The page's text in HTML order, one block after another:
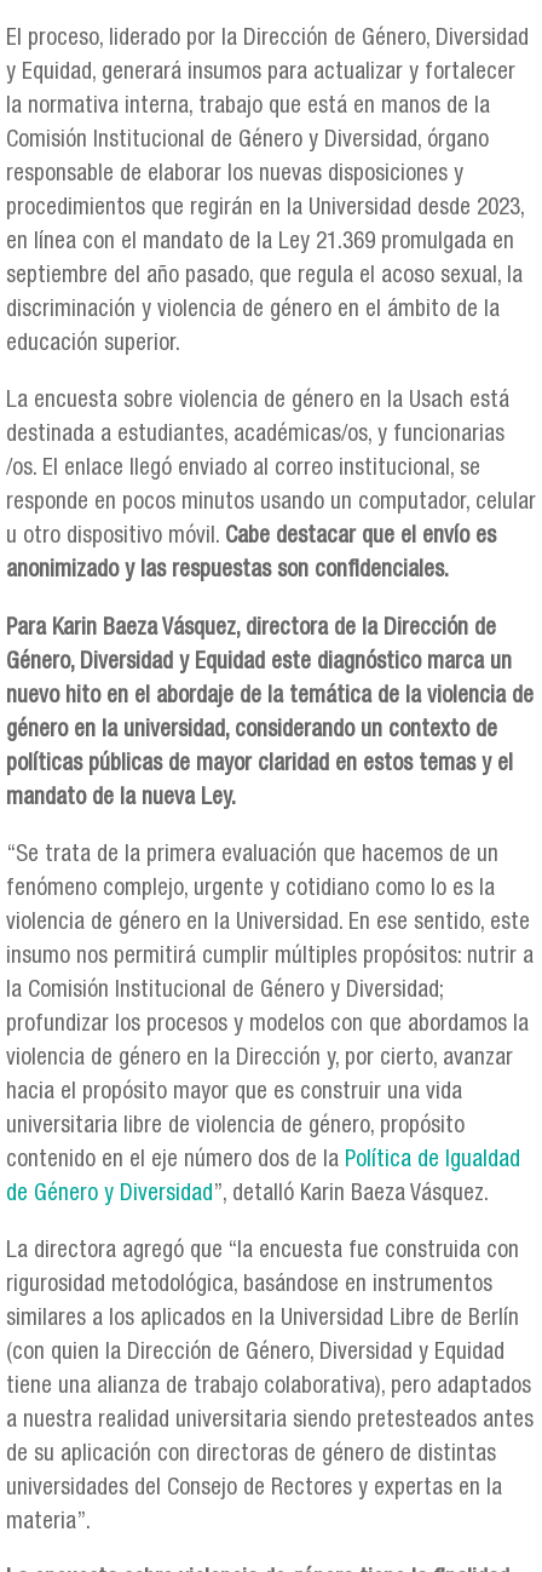
El proceso, liderado por la Dirección de Género, Diversidad
y Equidad, generará insumos para actualizar y fortalecer
la normativa interna, trabajo que está en manos de la
Comisión Institucional de Género y Diversidad, órgano
responsable de elaborar los nuevas disposiciones y
procedimientos que regirán en la Universidad desde 2023,
en línea con el mandato de la Ley 21.369 promulgada en
septiembre del año pasado, que regula el acoso sexual, la
discriminación y violencia de género en el ámbito de la
educación superior.
La encuesta sobre violencia de género en la Usach está
destinada a estudiantes, académicas/os, y funcionarias
/os. El enlace llegó enviado al correo institucional, se
responde en pocos minutos usando un computador, celular
u otro dispositivo móvil. Cabe destacar que el envío es
anonimizado y las respuestas son confidenciales.
Para Karin Baeza Vásquez, directora de la Dirección de
Género, Diversidad y Equidad este diagnóstico marca un
nuevo hito en el abordaje de la temática de la violencia de
género en la universidad, considerando un contexto de
políticas públicas de mayor claridad en estos temas y el
mandato de la nueva Ley.
“Se trata de la primera evaluación que hacemos de un
fenómeno complejo, urgente y cotidiano como lo es la
violencia de género en la Universidad. En ese sentido, este
insumo nos permitirá cumplir múltiples propósitos: nutrir a
la Comisión Institucional de Género y Diversidad;
profundizar los procesos y modelos con que abordamos la
violencia de género en la Dirección y, por cierto, avanzar
hacia el propósito mayor que es construir una vida
universitaria libre de violencia de género, propósito
contenido en el eje número dos de la Política de Igualdad
de Género y Diversidad”, detalló Karin Baeza Vásquez.
La directora agregó que “la encuesta fue construida con
rigurosidad metodológica, basándose en instrumentos
similares a los aplicados en la Universidad Libre de Berlín
(con quien la Dirección de Género, Diversidad y Equidad
tiene una alianza de trabajo colaborativa), pero adaptados
a nuestra realidad universitaria siendo pretesteados antes
de su aplicación con directoras de género de distintas
universidades del Consejo de Rectores y expertas en la
materia”.